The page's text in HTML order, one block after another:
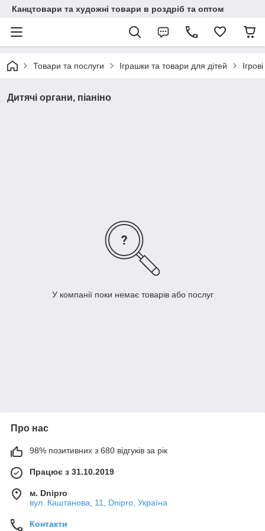
Канцтовари та художні товари в роздріб та оптом
Товари та послуги Іграшки та товари для дітей
Дитячі органи, піаніно
У компанії поки немає товарів або послуг
Про нас
98% позитивних з 680 відгуків за рік
Працює з 31.10.2019
м. Dnipro
вул. Каштанова, 11, Dnipro, Україна
Контакти